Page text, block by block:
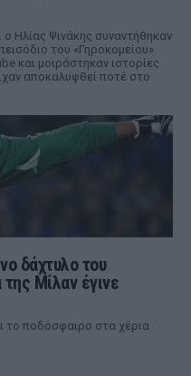
ο Ηλίας Ψινάκης συναντήθηκαν
του «Γηροκομείου»
και μοιράστηκαν ιστορίες
αποκαλυφθεί ποτέ στο
δάχτυλο του
Μίλαν έγινε
το ποδόσφαιρο στα χέρια